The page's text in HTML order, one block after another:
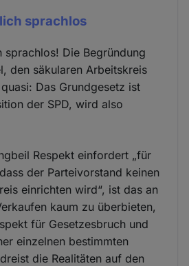
sprachlos
sprachlos! Die Begründung
den säkularen Arbeitskreis
Das Grundgesetz ist
der SPD, wird also
Respekt einfordert „für
der Parteivorstand keinen
einrichten wird“, ist das an
kaum zu überbieten,
für Gesetzesbruch und
einzelnen bestimmten
die Realitäten auf den